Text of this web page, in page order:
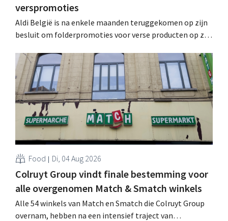
verspromoties
Aldi België is na enkele maanden teruggekomen op zijn
besluit om folderpromoties voor verse producten op zijn
werking treden: "Onze klanten willen goed
geïnformeerd worden." .
Food Di, 04 Aug 2026
Colruyt Group vindt finale bestemming voor
alle overgenomen Match & Smatch winkels
Alle 54 winkels van Match en Smatch die Colruyt Group
overnam, hebben na een intensief traject van